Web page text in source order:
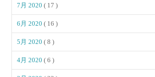
7月 2020( 17 )
6月 2020( 16 )
5月 2020( 8 )
4月 2020( 6 )